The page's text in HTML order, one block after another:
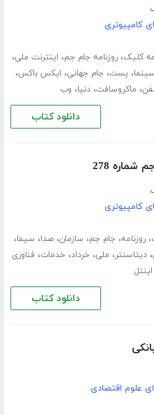
کامپیوتری
کلیک،روزنامه جام جم، اینترنت ملی،
سینما، پست، جام جهانی، ایکس باکس،
، ماکروسافت،دنیا، وب
دانلود کتاب
278
کامپیوتری
،روزنامه، جام جم، سازمان،صدا، سیما،
،دیتاسنتر، ملی، خرداد، خدمات، فناوری
اینتل
دانلود کتاب
علوم اقتصادی